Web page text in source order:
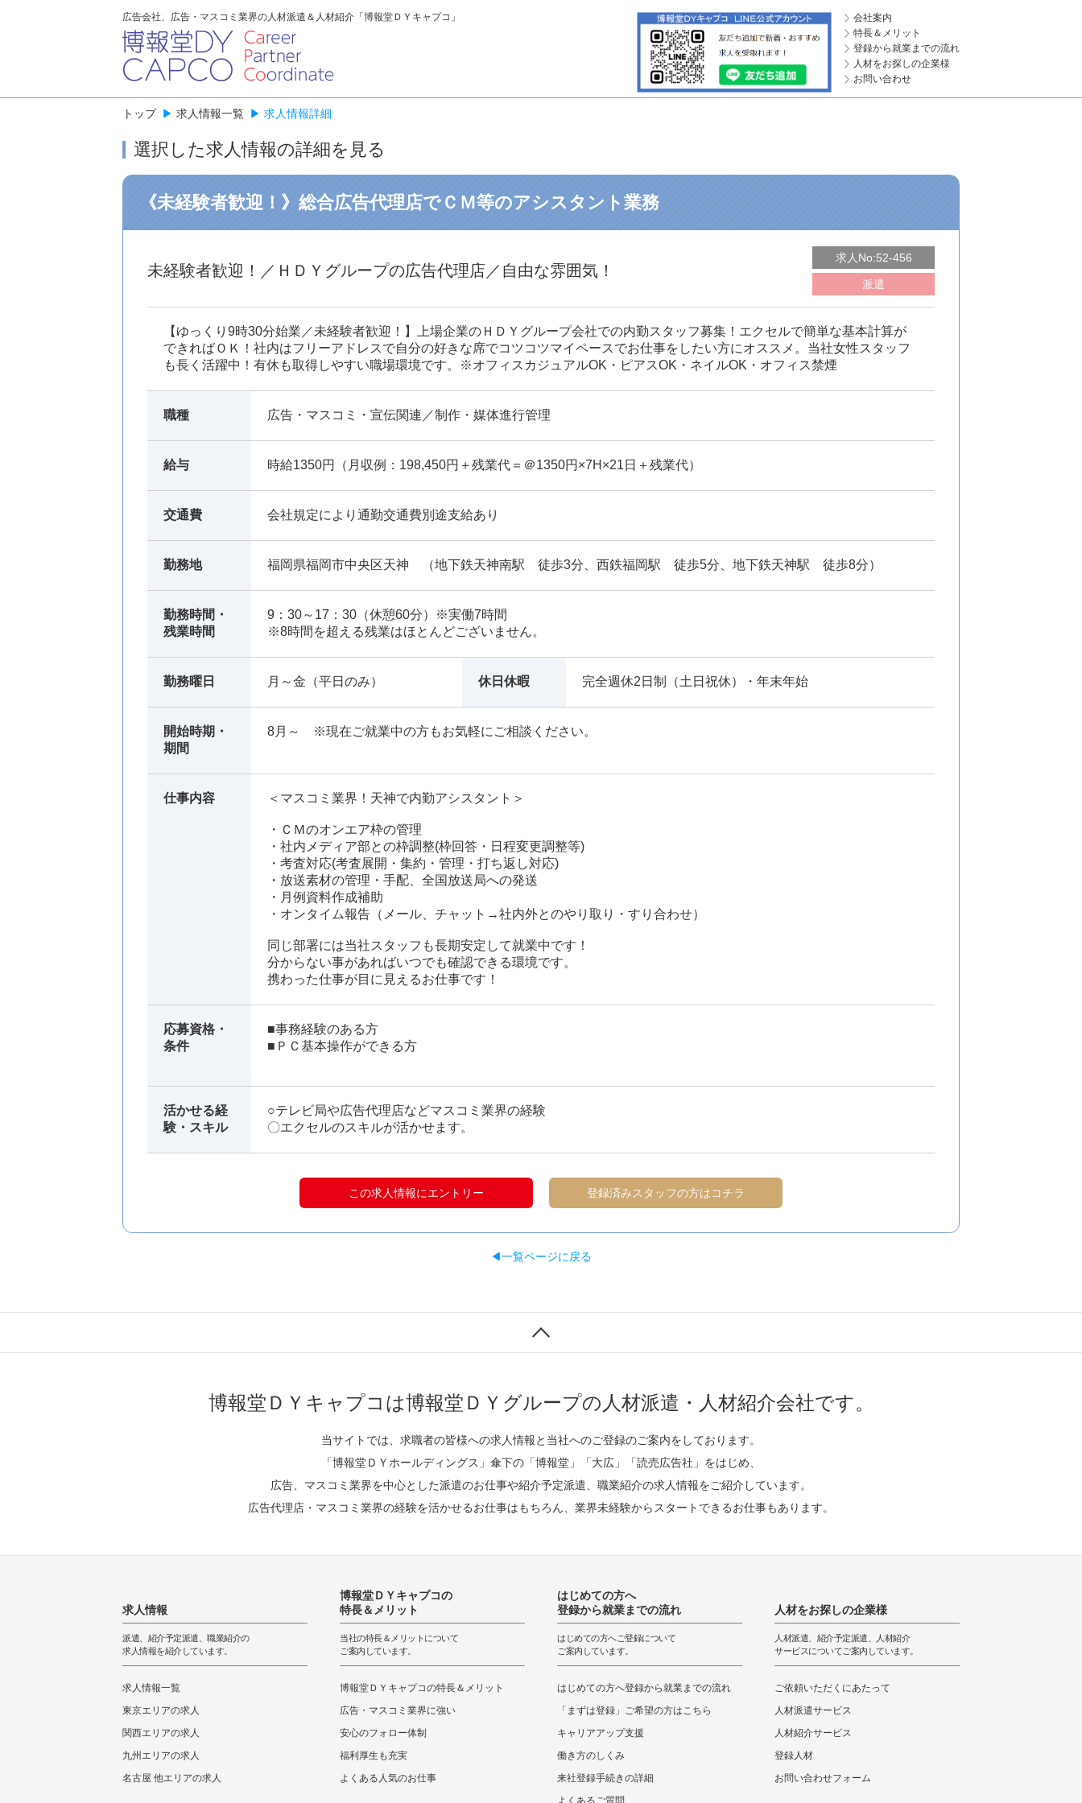
広告会社、広告・マスコミ業界の人材派遣＆人材紹介「博報堂ＤＹキャプコ」
会社案内
特長＆メリット
登録から就業までの流れ
人材をお探しの企業様
お問い合わせ
トップ ▶ 求人情報一覧 ▶ 求人情報詳細
選択した求人情報の詳細を見る
《未経験者歓迎！》総合広告代理店でＣＭ等のアシスタント業務
未経験者歓迎！／ＨＤＹグループの広告代理店／自由な雰囲気！
求人No:52-456
派遣
【ゆっくり9時30分始業／未経験者歓迎！】上場企業のＨＤＹグループ会社での内勤スタッフ募集！エクセルで簡単な基本計算が
できればＯＫ！社内はフリーアドレスで自分の好きな席でコツコツマイペースでお仕事をしたい方にオススメ。当社女性スタッフ
も長く活躍中！有休も取得しやすい職場環境です。※オフィスカジュアルOK・ピアスOK・ネイルOK・オフィス禁煙
職種 広告・マスコミ・宣伝関連／制作・媒体進行管理
給与 時給1350円（月収例：198,450円＋残業代＝＠1350円×7H×21日＋残業代）
交通費 会社規定により通勤交通費別途支給あり
勤務地 福岡県福岡市中央区天神 （地下鉄天神南駅 徒歩3分、西鉄福岡駅 徒歩5分、地下鉄天神駅 徒歩8分）
勤務時間・
残業時間
9：30～17：30（休憩60分）※実働7時間
※8時間を超える残業はほとんどございません。
勤務曜日 月～金（平日のみ） 休日休暇 完全週休2日制（土日祝休）・年末年始
開始時期・
期間
8月～ ※現在ご就業中の方もお気軽にご相談ください。
仕事内容 ＜マスコミ業界！天神で内勤アシスタント＞
・ＣＭのオンエア枠の管理
・社内メディア部との枠調整(枠回答・日程変更調整等)
・考査対応(考査展開・集約・管理・打ち返し対応)
・放送素材の管理・手配、全国放送局への発送
・月例資料作成補助
・オンタイム報告（メール、チャット→社内外とのやり取り・すり合わせ）
同じ部署には当社スタッフも長期安定して就業中です！
分からない事があればいつでも確認できる環境です。
携わった仕事が目に見えるお仕事です！
応募資格・
条件
■事務経験のある方
■ＰＣ基本操作ができる方
活かせる経
験・スキル
○テレビ局や広告代理店などマスコミ業界の経験
〇エクセルのスキルが活かせます。
この求人情報にエントリー 登録済みスタッフの方はコチラ
◀一覧ページに戻る
博報堂ＤＹキャプコは博報堂ＤＹグループの人材派遣・人材紹介会社です。
当サイトでは、求職者の皆様への求人情報と当社へのご登録のご案内をしております。
「博報堂ＤＹホールディングス」傘下の「博報堂」「大広」「読売広告社」をはじめ、
広告、マスコミ業界を中心とした派遣のお仕事や紹介予定派遣、職業紹介の求人情報をご紹介しています。
広告代理店・マスコミ業界の経験を活かせるお仕事はもちろん、業界未経験からスタートできるお仕事もあります。
求人情報
派遣、紹介予定派遣、職業紹介の
求人情報を紹介しています。
求人情報一覧
東京エリアの求人
関西エリアの求人
九州エリアの求人
名古屋 他エリアの求人
博報堂ＤＹキャプコの
特長＆メリット
当社の特長＆メリットについて
ご案内しています。
博報堂ＤＹキャプコの特長＆メリット
広告・マスコミ業界に強い
安心のフォロー体制
福利厚生も充実
よくある人気のお仕事
はじめての方へ
登録から就業までの流れ
はじめての方へご登録について
ご案内しています。
はじめての方へ登録から就業までの流れ
「まずは登録」ご希望の方はこちら
キャリアアップ支援
働き方のしくみ
来社登録手続きの詳細
よくあるご質問
人材をお探しの企業様
人材派遣、紹介予定派遣、人材紹介
サービスについてご案内しています。
ご依頼いただくにあたって
人材派遣サービス
人材紹介サービス
登録人材
お問い合わせフォーム